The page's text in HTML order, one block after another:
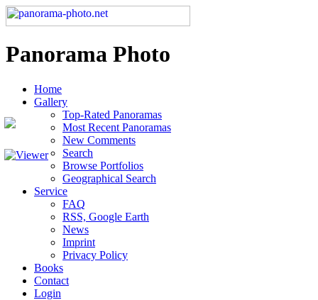
Panorama Photo
Home
Gallery
Top-Rated Panoramas
Most Recent Panoramas
New Comments
Search
Browse Portfolios
Geographical Search
Service
FAQ
RSS, Google Earth
News
Imprint
Privacy Policy
Books
Contact
Login